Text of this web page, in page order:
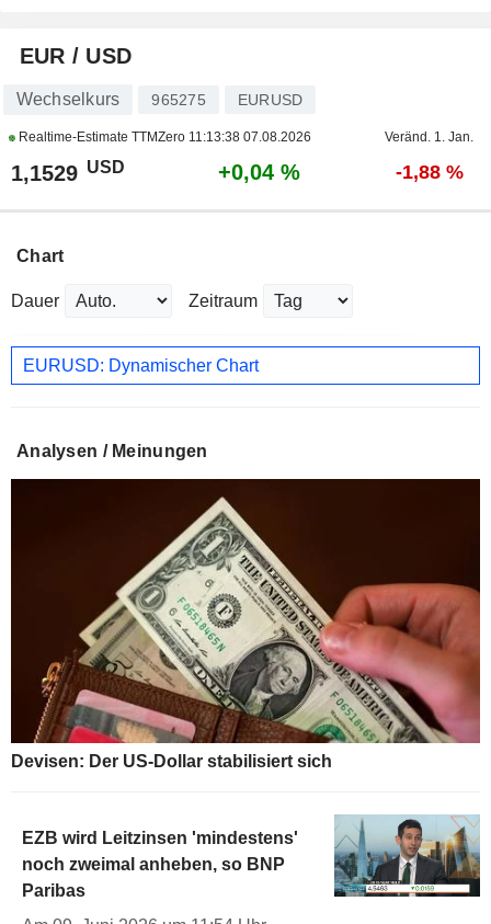
EUR / USD
Wechselkurs 965275 EURUSD
Realtime-Estimate TTMZero 11:13:38 07.08.2026 Veränd. 1. Jan.
1,1529 USD +0,04 % -1,88 %
Chart
Dauer Zeitraum
EURUSD: Dynamischer Chart
Analysen / Meinungen
Devisen: Der US-Dollar stabilisiert sich
EZB wird Leitzinsen 'mindestens'
noch zweimal anheben, so BNP
Paribas